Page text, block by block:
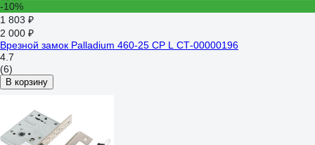
-10%
1 803 ₽
2 000 ₽
Врезной замок Palladium 460-25 CP L СТ-00000196
4.7
(6)
В корзину